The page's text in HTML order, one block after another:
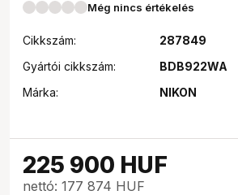
Még nincs értékelés
Cikkszám:
287849
Gyártói cikkszám:
BDB922WA
Márka:
NIKON
225 900 HUF
nettó: 177 874 HUF